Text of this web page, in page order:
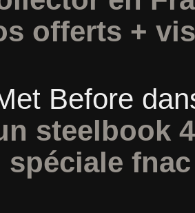
offerts +
Before
steelbook